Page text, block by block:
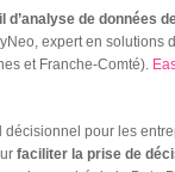
d’analyse de données
expert en solutions
et Franche-Comté).
décisionnel pour les
faciliter la prise de